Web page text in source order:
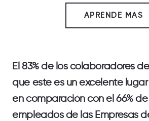
APRENDE MAS
El 83%de los colaboradores de
que este es un excelente
en comparación con el66%de
empleados de las Empresas